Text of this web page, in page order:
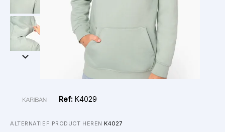
Ref:K4029
ALTERNATIEF PRODUCT HEREN K4027